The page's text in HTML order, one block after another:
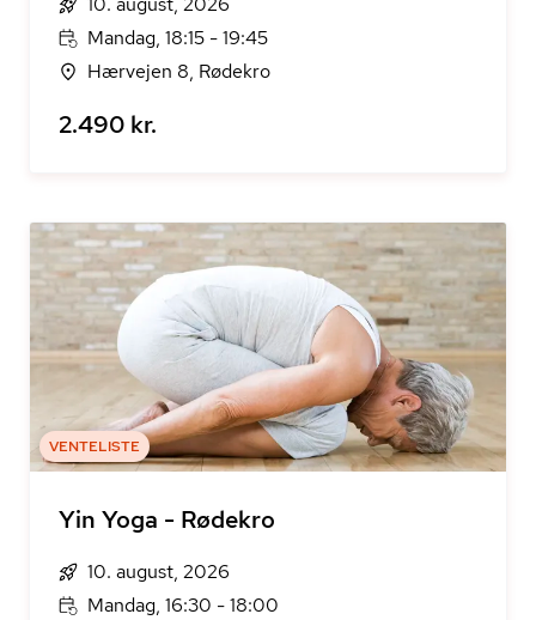
Mandag, 18:15 - 19:45
Hærvejen 8, Rødekro
2.490 kr.
VENTELISTE
Yin Yoga - Rødekro
10. august, 2026
Mandag, 16:30 - 18:00